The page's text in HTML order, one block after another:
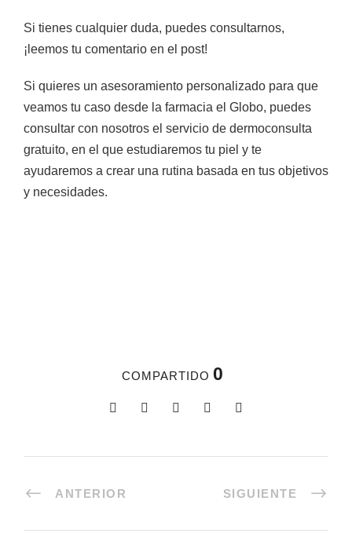
Si tienes cualquier duda, puedes consultarnos,
¡leemos tu comentario en el post!
Si quieres un asesoramiento personalizado para que
veamos tu caso desde la farmacia el Globo, puedes
consultar con nosotros el servicio de dermoconsulta
gratuito, en el que estudiaremos tu piel y te
ayudaremos a crear una rutina basada en tus objetivos
y necesidades.
COMPARTIDO 0
ANTERIOR SIGUIENTE